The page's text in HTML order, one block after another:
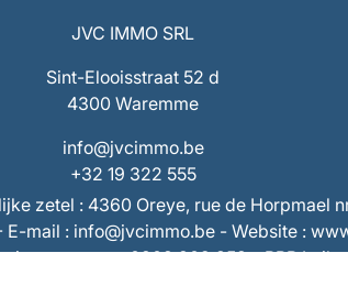
JVC IMMO SRL
Sint-Elooisstraat 52 d
4300 Waremme
info@jvcimmo.be
+32 19 322 555
zetel : 4360 Oreye, rue de Horpmael
E-mail : info@jvcimmo.be - Website :
: 0808.809.358 – RPR Luik